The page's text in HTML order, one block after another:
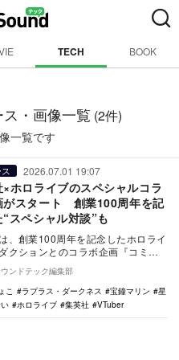
TECH BOOK
・画像一覧 (2件)
一覧です
2026.07.01 19:07
×ホロライブのスペシャルコラ
がスタート 創業100周年を記
スペシャル対談”も
、創業100周年を記念したホロライ
クションとのコラボ企画『コミッ
ーパーティ！〜夏のお祝い大作
7月1…
ンドテック編集部
こ
ラプラス・ダークネス 宝鐘マリン
星
ホロライブ 集英社 VTuber